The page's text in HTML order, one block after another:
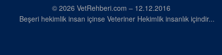
© 2026 VetRehberi.com – 12.12.2016
Beşeri hekimlik insan içinse Veteriner Hekimlik insanlık içindir...